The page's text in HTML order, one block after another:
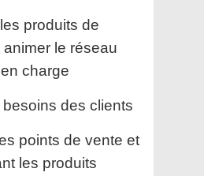
produits de
animer le réseau
charge
besoins des clients
points de vente et
les produits